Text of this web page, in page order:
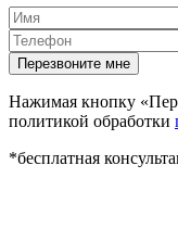
Перезвоните мне
Нажимая кнопку
политикой обработки
*бесплатная